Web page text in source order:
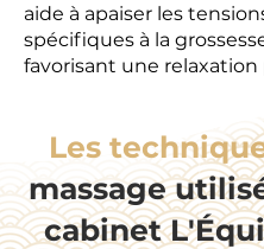
aide à apaiser les
spécifiques à la
favorisant une relaxation
Les
massage
cabinet